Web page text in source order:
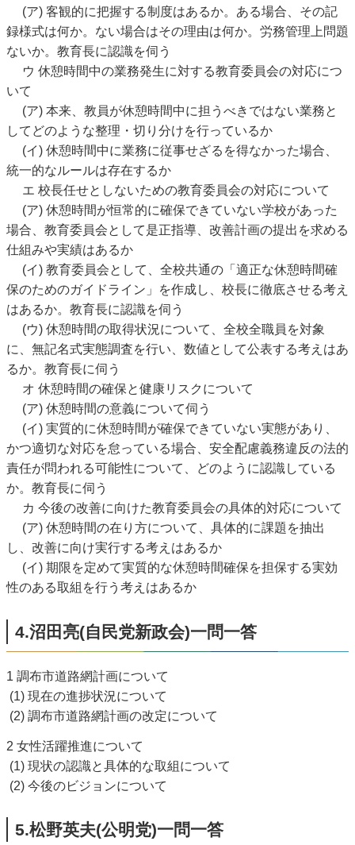
(ア) 客観的に把握する制度はあるか。ある場合、その記
録様式は何か。ない場合はその理由は何か。労務管理上問題
ないか。教育長に認識を伺う
ウ 休憩時間中の業務発生に対する教育委員会の対応につ
いて
(ア) 本来、教員が休憩時間中に担うべきではない業務と
してどのような整理・切り分けを行っているか
(イ) 休憩時間中に業務に従事せざるを得なかった場合、
統一的なルールは存在するか
エ 校長任せとしないための教育委員会の対応について
(ア) 休憩時間が恒常的に確保できていない学校があった
場合、教育委員会として是正指導、改善計画の提出を求める
仕組みや実績はあるか
(イ) 教育委員会として、全校共通の「適正な休憩時間確
保のためのガイドライン」を作成し、校長に徹底させる考え
はあるか。教育長に認識を伺う
(ウ) 休憩時間の取得状況について、全校全職員を対象
に、無記名式実態調査を行い、数値として公表する考えはあ
るか。教育長に伺う
オ 休憩時間の確保と健康リスクについて
(ア) 休憩時間の意義について伺う
(イ) 実質的に休憩時間が確保できていない実態があり、
かつ適切な対応を怠っている場合、安全配慮義務違反の法的
責任が問われる可能性について、どのように認識している
か。教育長に伺う
カ 今後の改善に向けた教育委員会の具体的対応について
(ア) 休憩時間の在り方について、具体的に課題を抽出
し、改善に向け実行する考えはあるか
(イ) 期限を定めて実質的な休憩時間確保を担保する実効
性のある取組を行う考えはあるか
4.沼田亮(自民党新政会)一問一答
1 調布市道路網計画について
(1) 現在の進捗状況について
(2) 調布市道路網計画の改定について
2 女性活躍推進について
(1) 現状の認識と具体的な取組について
(2) 今後のビジョンについて
5.松野英夫(公明党)一問一答